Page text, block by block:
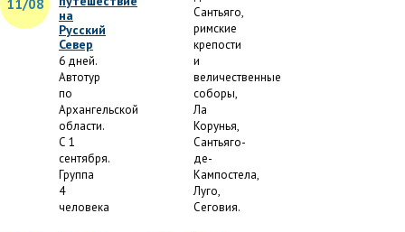
11/08
на
Русский
Север
6 дней.
Автотур
по
Архангельской
области.
С 1
сентября.
Группа
4
человека
Сантьяго,
римские
крепости
и
величественные
соборы,
Ла
Корунья,
Сантьяго-
де-
Кампостела,
Луго,
Сеговия.